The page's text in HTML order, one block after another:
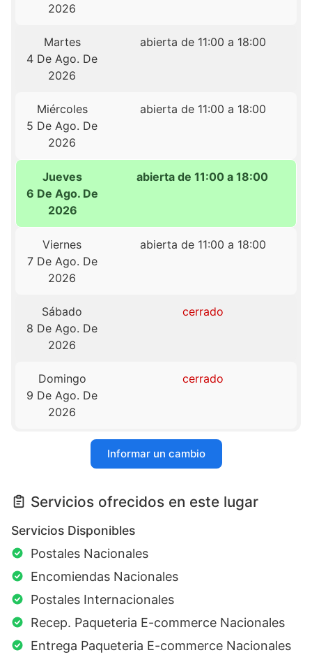
2026
Martes
4 De Ago. De
2026
abierta de 11:00 a 18:00
Miércoles
5 De Ago. De
2026
abierta de 11:00 a 18:00
Jueves
6 De Ago. De
2026
abierta de 11:00 a 18:00
Viernes
7 De Ago. De
2026
abierta de 11:00 a 18:00
Sábado
8 De Ago. De
2026
cerrado
Domingo
9 De Ago. De
2026
cerrado
Informar un cambio
Servicios ofrecidos en este lugar
Servicios Disponibles
Postales Nacionales
Encomiendas Nacionales
Postales Internacionales
Recep. Paqueteria E-commerce Nacionales
Entrega Paqueteria E-commerce Nacionales